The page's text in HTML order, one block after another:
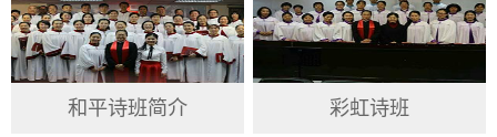
和平诗班简介 彩虹诗班